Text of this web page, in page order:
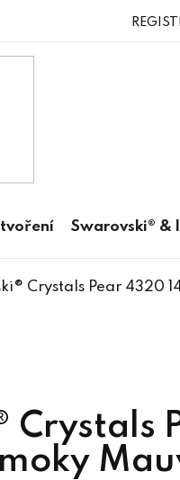
Swarovski® &
Crystals Pear 4320
Crystals